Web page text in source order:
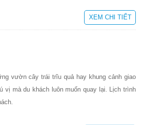
XEM CHI TIẾT
vườn cây trái trĩu quả hay khung cảnh giao
vị mà du khách luôn muốn quay lại. Lịch trình